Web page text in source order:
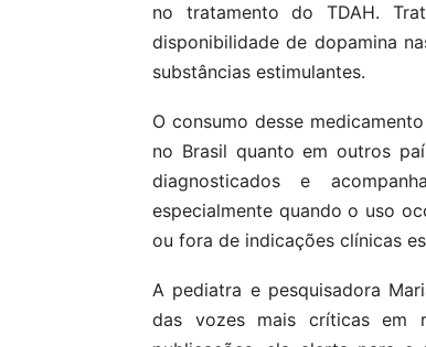
no tratamento do TDAH.
disponibilidade de dopamina
substâncias estimulantes.
O consumo desse
no Brasil quanto em outros
diagnosticados e
especialmente quando o uso
ou fora de indicações clínicas
A pediatra e pesquisadora
das vozes mais críticas em